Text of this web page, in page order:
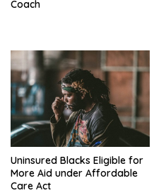
Coach
Uninsured Blacks Eligible for
More Aid under Affordable
Care Act